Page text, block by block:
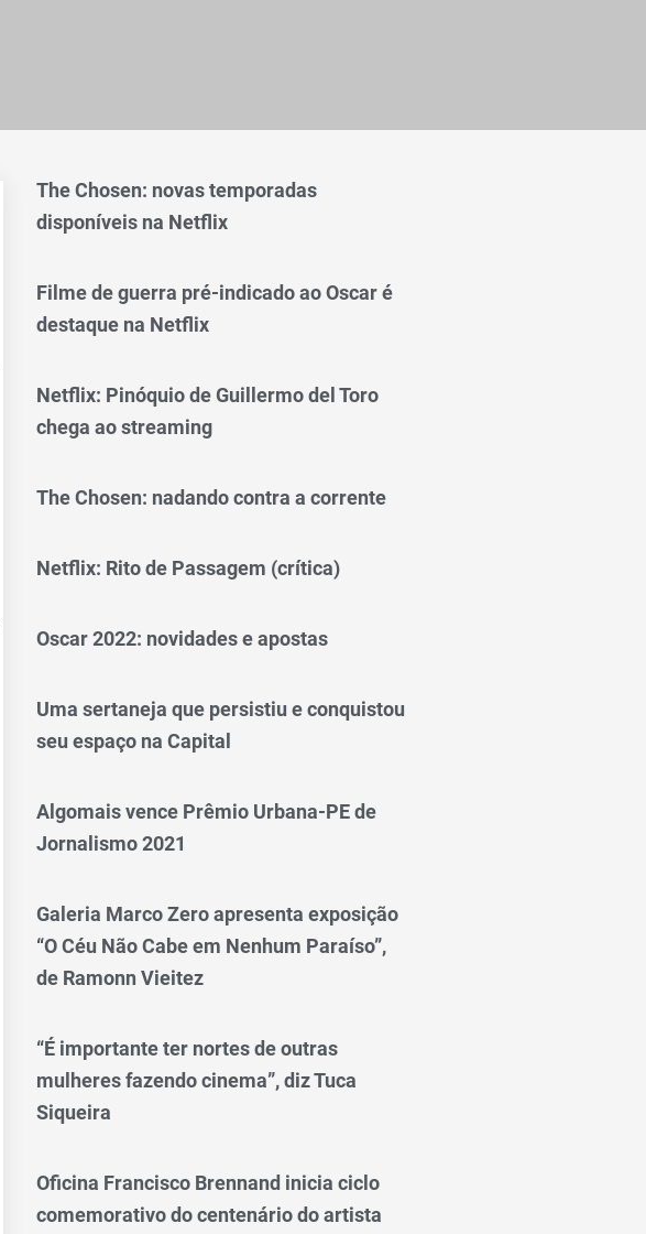
The Chosen: novas temporadas
disponíveis na Netflix
Filme de guerra pré-indicado ao Oscar é
destaque na Netflix
Netflix: Pinóquio de Guillermo del Toro
chega ao streaming
The Chosen: nadando contra a corrente
Netflix: Rito de Passagem (crítica)
Oscar 2022: novidades e apostas
Uma sertaneja que persistiu e conquistou
seu espaço na Capital
Algomais vence Prêmio Urbana-PE de
Jornalismo 2021
Galeria Marco Zero apresenta exposição
“O Céu Não Cabe em Nenhum Paraíso”,
de Ramonn Vieitez
“É importante ter nortes de outras
mulheres fazendo cinema”, diz Tuca
Siqueira
Oficina Francisco Brennand inicia ciclo
comemorativo do centenário do artista